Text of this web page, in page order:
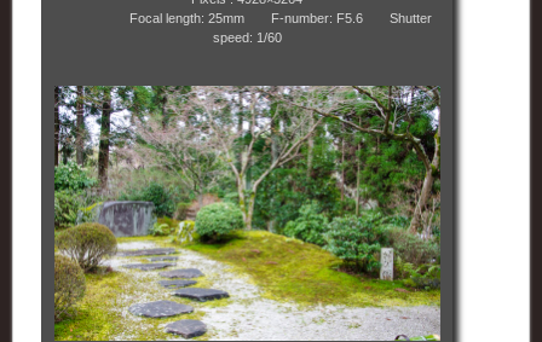
Focal length: 25mm F-number: F5.6 Shutter
speed: 1/60